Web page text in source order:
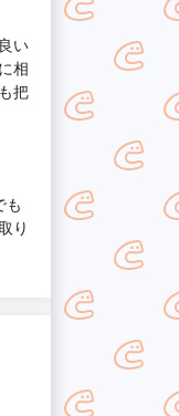
い
相
把
も
り